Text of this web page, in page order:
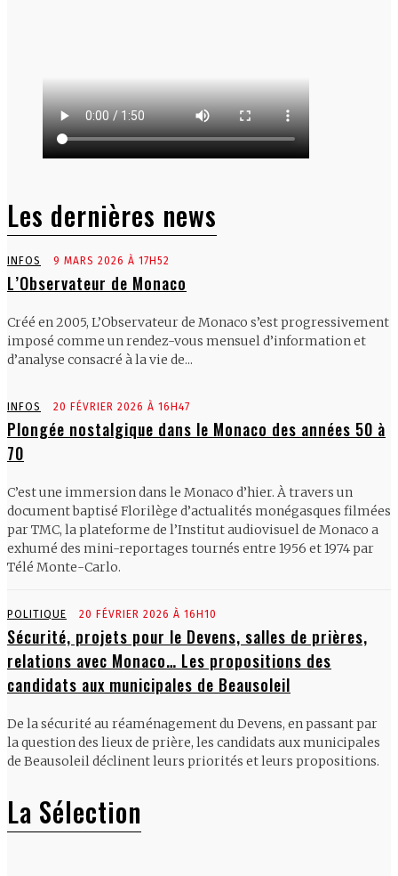
Les dernières news
INFOS 9 MARS 2026 À 17H52
L’Observateur de Monaco
Créé en 2005, L’Observateur de Monaco s’est progressivement
imposé comme un rendez-vous mensuel d’information et
d’analyse consacré à la vie de...
INFOS 20 FÉVRIER 2026 À 16H47
Plongée nostalgique dans le Monaco des années 50 à
70
C’est une immersion dans le Monaco d’hier. À travers un
document baptisé Florilège d’actualités monégasques filmées
par TMC, la plateforme de l’Institut audiovisuel de Monaco a
exhumé des mini-reportages tournés entre 1956 et 1974 par
Télé Monte-Carlo.
POLITIQUE 20 FÉVRIER 2026 À 16H10
Sécurité, projets pour le Devens, salles de prières,
relations avec Monaco… Les propositions des
candidats aux municipales de Beausoleil
De la sécurité au réaménagement du Devens, en passant par
la question des lieux de prière, les candidats aux municipales
de Beausoleil déclinent leurs priorités et leurs propositions.
La Sélection